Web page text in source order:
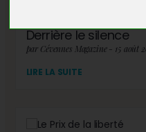
Derrière le silence
par Cévennes Magazine -
LIRE LA SUITE